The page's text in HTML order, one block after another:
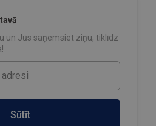
un Jūs saņemsiet ziņu, tiklīdz
Sūtīt